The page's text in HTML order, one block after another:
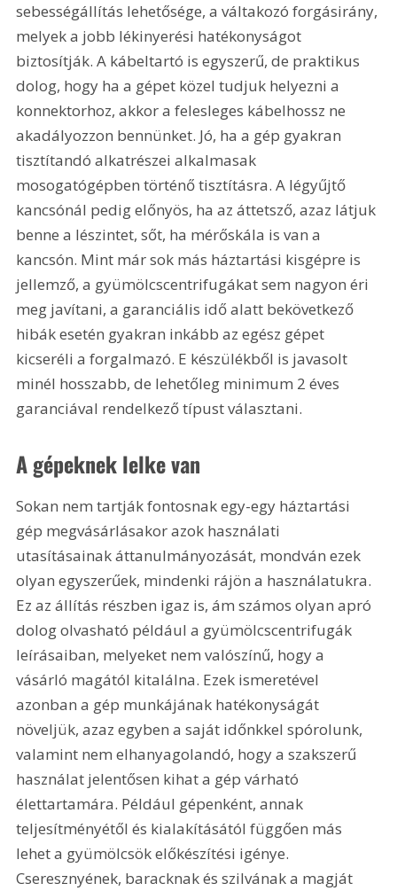
sebességállítás lehetősége, a váltakozó forgásirány,
melyek a jobb lékinyerési hatékonyságot
biztosítják. A kábeltartó is egyszerű, de praktikus
dolog, hogy ha a gépet közel tudjuk helyezni a
konnektorhoz, akkor a felesleges kábelhossz ne
akadályozzon bennünket. Jó, ha a gép gyakran
tisztítandó alkatrészei alkalmasak
mosogatógépben történő tisztításra. A légyűjtő
kancsónál pedig előnyös, ha az áttetsző, azaz látjuk
benne a lészintet, sőt, ha mérőskála is van a
kancsón. Mint már sok más háztartási kisgépre is
jellemző, a gyümölcscentrifugákat sem nagyon éri
meg javítani, a garanciális idő alatt bekövetkező
hibák esetén gyakran inkább az egész gépet
kicseréli a forgalmazó. E készülékből is javasolt
minél hosszabb, de lehetőleg minimum 2 éves
garanciával rendelkező típust választani.
A gépeknek lelke van
Sokan nem tartják fontosnak egy-egy háztartási
gép megvásárlásakor azok használati
utasításainak áttanulmányozását, mondván ezek
olyan egyszerűek, mindenki rájön a használatukra.
Ez az állítás részben igaz is, ám számos olyan apró
dolog olvasható például a gyümölcscentrifugák
leírásaiban, melyeket nem valószínű, hogy a
vásárló magától kitalálna. Ezek ismeretével
azonban a gép munkájának hatékonyságát
növeljük, azaz egyben a saját időnkkel spórolunk,
valamint nem elhanyagolandó, hogy a szakszerű
használat jelentősen kihat a gép várható
élettartamára. Például gépenként, annak
teljesítményétől és kialakításától függően más
lehet a gyümölcsök előkészítési igénye.
Cseresznyének, baracknak és szilvának a magját